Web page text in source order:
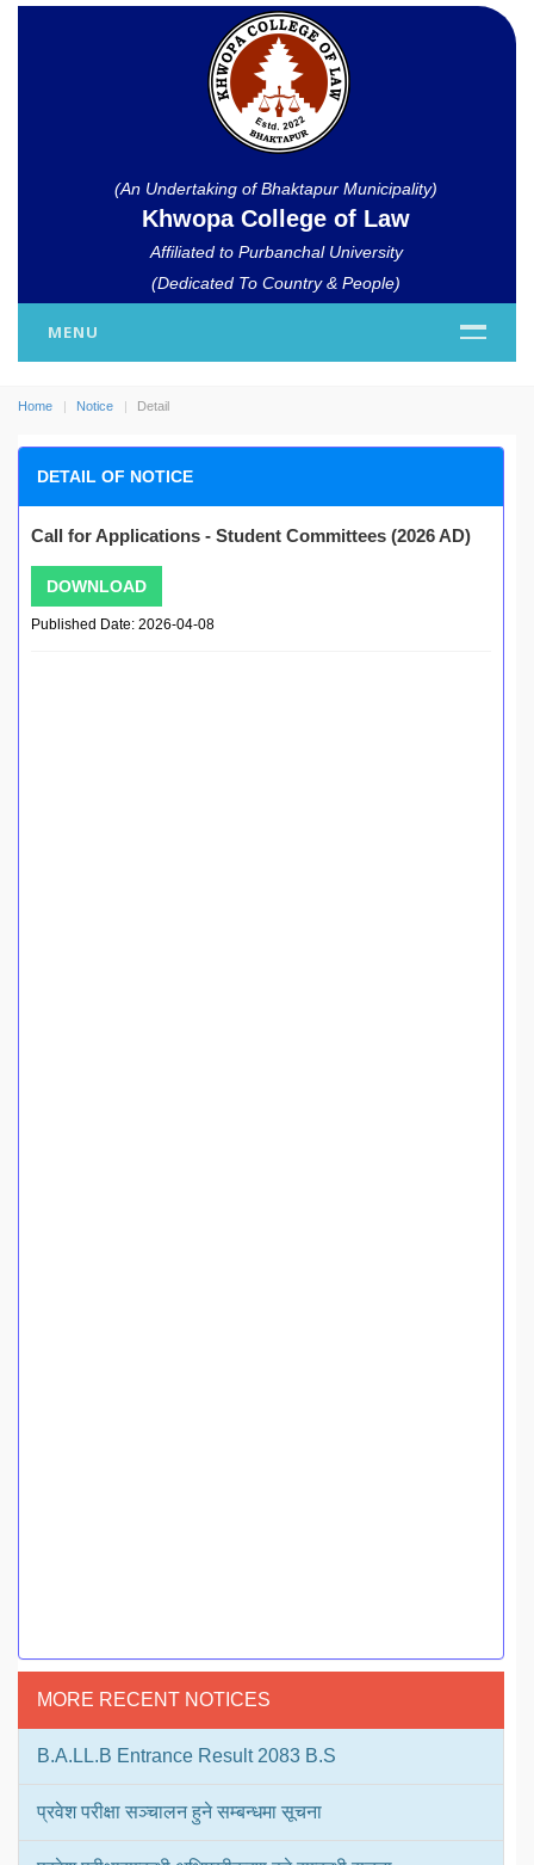
(An Undertaking of Bhaktapur Municipality)
Khwopa College of Law
Affiliated to Purbanchal University
(Dedicated To Country & People)
MENU
Home Notice Detail
DETAIL OF NOTICE
Call for Applications - Student Committees (2026 AD)
DOWNLOAD
Published Date: 2026-04-08
MORE RECENT NOTICES
B.A.LL.B Entrance Result 2083 B.S
प्रवेश परीक्षा सञ्चालन हुने सम्बन्धमा सूचना